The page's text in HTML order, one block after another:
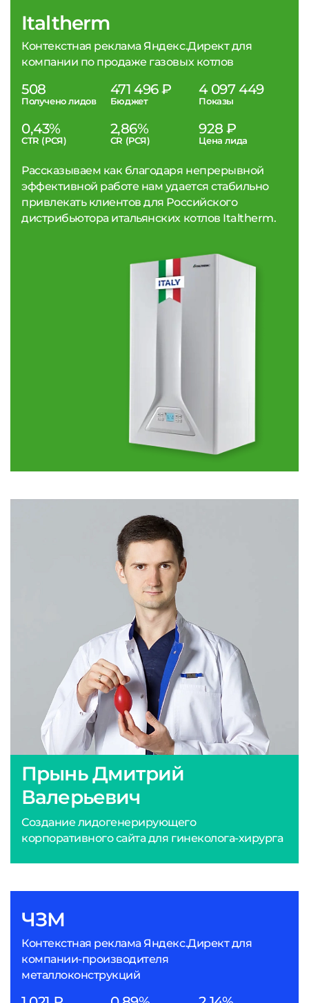
Italtherm
Контекстная реклама Яндекс.Директ для
компании по продаже газовых котлов
508
Получено лидов
471 496 ₽
Бюджет
4 097 449
Показы
0,43%
CTR (РСЯ)
2,86%
CR (РСЯ)
928 ₽
Цена лида
Рассказываем как благодаря непрерывной
эффективной работе нам удается стабильно
привлекать клиентов для Российского
дистрибьютора итальянских котлов Italtherm.
ЧЗМ
Контекстная реклама Яндекс.Директ для
компании-производителя
металлоконструкций
Прынь Дмитрий
Валерьевич
Создание лидогенерирующего
корпоративного сайта для гинеколога-хирурга